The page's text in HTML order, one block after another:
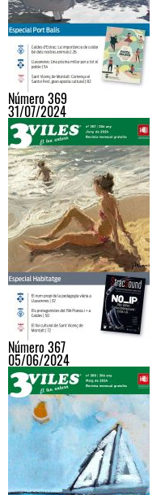
Número 369
31/07/2024
Número 367
05/06/2024